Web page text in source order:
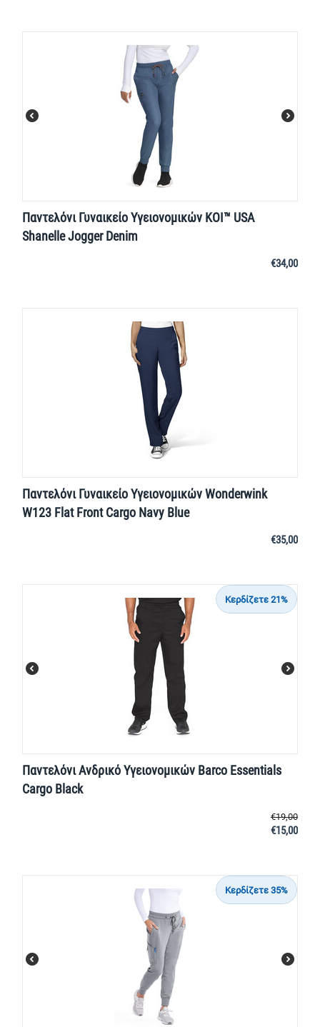
Παντελόνι Γυναικείο Υγειονομικών KOI™ USA
Shanelle Jogger Denim
€34,00
Παντελόνι Γυναικείο Υγειονομικών Wonderwink
W123 Flat Front Cargo Navy Blue
€35,00
Κερδίζετε 21%
Παντελόνι Ανδρικό Υγειονομικών Barco Essentials
Cargo Black
€19,00
€15,00
Κερδίζετε 35%